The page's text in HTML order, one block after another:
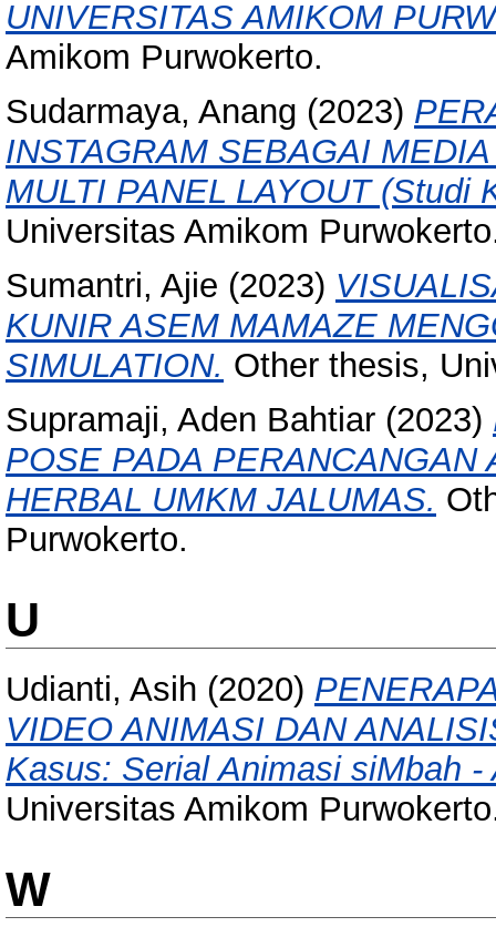
UNIVERSITAS AMIKOM
Amikom Purwokerto.
Sudarmaya, Anang (2023)
INSTAGRAM SEBAGAI
MULTI PANEL LAYOUT (Studi
Universitas Amikom
Sumantri, Ajie (2023)
KUNIR ASEM MAMAZE
SIMULATION. Other thesis,
Supramaji, Aden Bahtiar (2023)
POSE PADA
HERBAL UMKM JALUMAS.
Purwokerto.
U
Udianti, Asih (2020)
VIDEO ANIMASI DAN
Kasus: Serial Animasi siMbah -
Universitas Amikom
W